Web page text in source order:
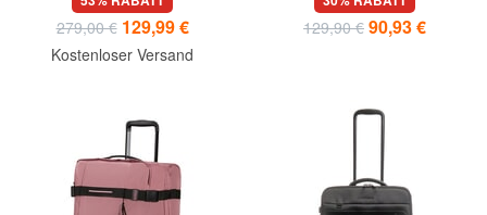
279,00 € 129,99 €
Kostenloser Versand
129,90 € 90,93 €